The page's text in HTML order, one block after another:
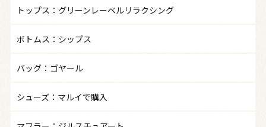
トップス：グリーンレーベルリラクシング
ボトムス：シップス
バッグ：ゴヤール
シューズ：マルイで購入